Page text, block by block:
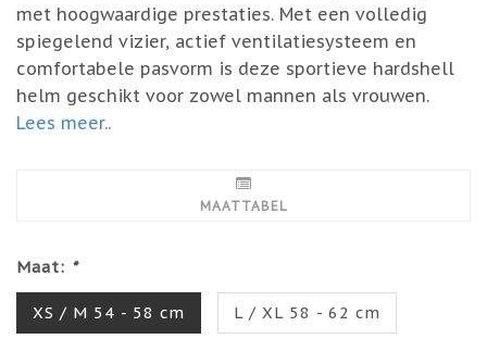
met hoogwaardige prestaties. Met een volledig
spiegelend vizier, actief ventilatiesysteem en
comfortabele pasvorm is deze sportieve hardshell
helm geschikt voor zowel mannen als vrouwen.
Lees meer..
MAATTABEL
Maat: *
XS / M 54 - 58 cm L / XL 58 - 62 cm